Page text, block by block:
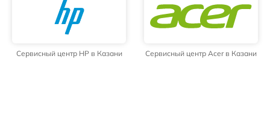
Сервисный центр HP в Казани Сервисный центр Acer в Казани